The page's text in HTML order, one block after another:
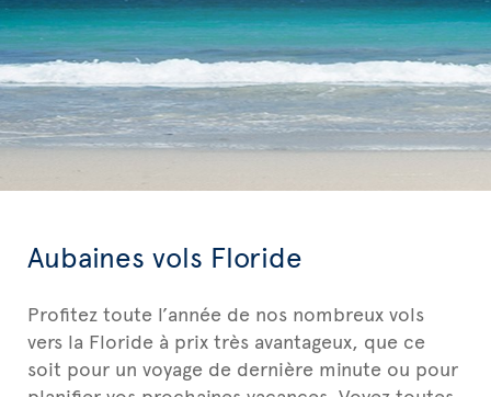
Aubaines vols Floride
Profitez toute l’année de nos nombreux vols
vers la Floride à prix très avantageux, que ce
soit pour un voyage de dernière minute ou pour